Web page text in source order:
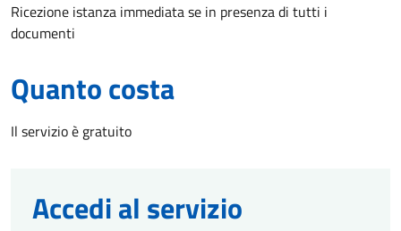
Ricezione istanza immediata se in presenza di tutti i
documenti
Quanto costa
Il servizio è gratuito
Accedi al servizio